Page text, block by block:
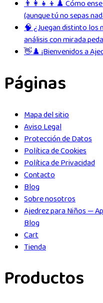
👨‍👩‍👧‍👦♟️ Cómo
(aunque tú no sepas
🧠 ¿Juegan distinto los
análisis con mirada
👋♟️ ¡Bienvenidos a
Páginas
Mapa del sitio
Aviso Legal
Protección de Datos
Política de Cookies
Política de Privacidad
Contacto
Blog
Sobre nosotros
Ajedrez para Niños —
Blog
Cart
Tienda
Productos